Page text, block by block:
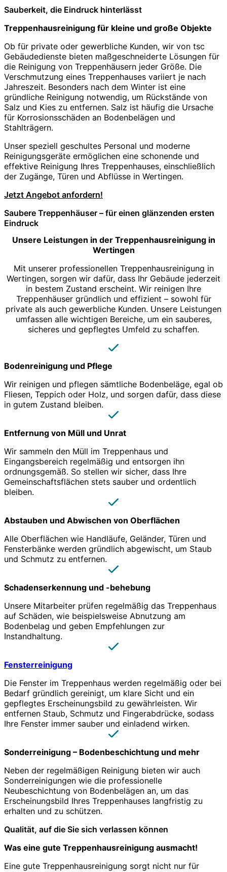
Sauberkeit, die Eindruck hinterlässt
Treppenhausreinigung für kleine und große Objekte
Ob für private oder gewerbliche Kunden, wir von tsc
Gebäudedienste bieten maßgeschneiderte Lösungen für
die Reinigung von Treppenhäusern jeder Größe. Die
Verschmutzung eines Treppenhauses variiert je nach
Jahreszeit. Besonders nach dem Winter ist eine
gründliche Reinigung notwendig, um Rückstände von
Salz und Kies zu entfernen. Salz ist häufig die Ursache
für Korrosionsschäden an Bodenbelägen und
Stahlträgern.
Unser speziell geschultes Personal und moderne
Reinigungsgeräte ermöglichen eine schonende und
effektive Reinigung Ihres Treppenhauses, einschließlich
der Zugänge, Türen und Abflüsse in Wertingen.
Jetzt Angebot anfordern!
Saubere Treppenhäuser – für einen glänzenden ersten
Eindruck
Unsere Leistungen in der Treppenhausreinigung in
Wertingen
Mit unserer professionellen Treppenhausreinigung in
Wertingen, sorgen wir dafür, dass Ihr Gebäude jederzeit
in bestem Zustand erscheint. Wir reinigen Ihre
Treppenhäuser gründlich und effizient – sowohl für
private als auch gewerbliche Kunden. Unsere Leistungen
umfassen alle wichtigen Bereiche, um ein sauberes,
sicheres und gepflegtes Umfeld zu schaffen.
Bodenreinigung und Pflege
Wir reinigen und pflegen sämtliche Bodenbeläge, egal ob
Fliesen, Teppich oder Holz, und sorgen dafür, dass diese
in gutem Zustand bleiben.
Entfernung von Müll und Unrat
Wir sammeln den Müll im Treppenhaus und
Eingangsbereich regelmäßig und entsorgen ihn
ordnungsgemäß. So stellen wir sicher, dass Ihre
Gemeinschaftsflächen stets sauber und ordentlich
bleiben.
Abstauben und Abwischen von Oberflächen
Alle Oberflächen wie Handläufe, Geländer, Türen und
Fensterbänke werden gründlich abgewischt, um Staub
und Schmutz zu entfernen.
Schadenserkennung und -behebung
Unsere Mitarbeiter prüfen regelmäßig das Treppenhaus
auf Schäden, wie beispielsweise Abnutzung am
Bodenbelag und geben Empfehlungen zur
Instandhaltung.
Fensterreinigung
Die Fenster im Treppenhaus werden regelmäßig oder bei
Bedarf gründlich gereinigt, um klare Sicht und ein
gepflegtes Erscheinungsbild zu gewährleisten. Wir
entfernen Staub, Schmutz und Fingerabdrücke, sodass
Ihre Fenster immer sauber und einladend wirken.
Sonderreinigung – Bodenbeschichtung und mehr
Neben der regelmäßigen Reinigung bieten wir auch
Sonderreinigungen wie die professionelle
Neubeschichtung von Bodenbelägen an, um das
Erscheinungsbild Ihres Treppenhauses langfristig zu
erhalten und zu schützen.
Qualität, auf die Sie sich verlassen können
Was eine gute Treppenhausreinigung ausmacht!
Eine gute Treppenhausreinigung sorgt nicht nur für